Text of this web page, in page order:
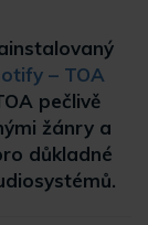
– TOA
pečlivě
žánry a
důkladné